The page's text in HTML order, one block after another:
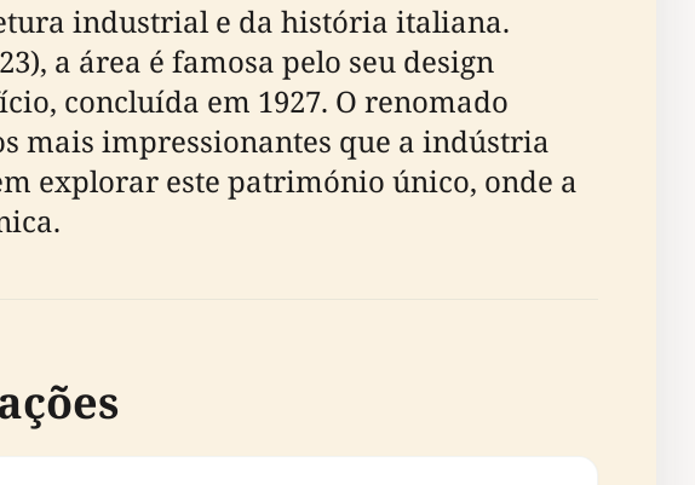
industrial e da história italiana.
a área é famosa pelo seu design
concluída em 1927. O renomado
mais impressionantes que a indústria
explorar este património único, onde a